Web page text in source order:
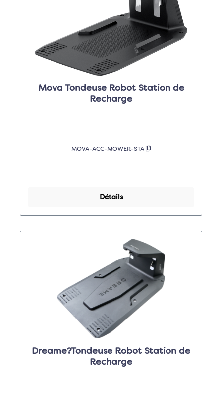
Mova Tondeuse Robot Station de
Recharge
MOVA-ACC-MOWER-STA
Détails
Dreame?Tondeuse Robot Station de
Recharge